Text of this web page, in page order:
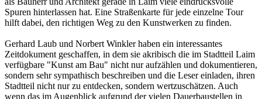
Spuren hinterlassen hat. Eine Straßenkarte für jede einzelne Tour
hilft dabei, den richtigen Weg zu den Kunstwerken zu finden.
Gerhard Laub und Norbert Winkler haben ein interessantes
Zeitdokument geschaffen, in dem sie akribisch die im Stadtteil Laim
verfügbare "Kunst am Bau" nicht nur aufzählen und dokumentieren,
sondern sehr sympathisch beschreiben und die Leser einladen, ihren
Stadtteil nicht nur zu entdecken, sondern wertzuschätzen. Auch
wenn das im Augenblick aufgrund der vielen Dauerbaustellen in